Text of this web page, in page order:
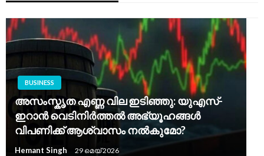
BUSINESS
അസംസ്കൃത എണ്ണ വില ഇടിഞ്ഞു: യുഎസ്-
ഇറാൻ വെടിനിർത്തൽ അഭ്യൂഹങ്ങൾ
വിപണിക്ക് ആശ്വാസം നൽകുമോ?
Hemant Singh 29 മെയ്‌ 2026